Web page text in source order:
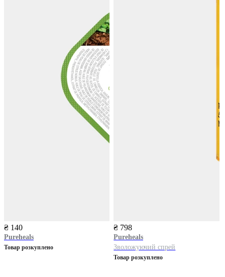
₴ 140
Pureheals
Товар розкуплено
₴ 798
Pureheals
Зволожуючий спрей
Товар розкуплено